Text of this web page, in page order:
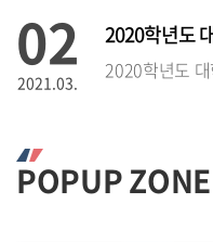
02
2021.03.
02
POPUP ZONE